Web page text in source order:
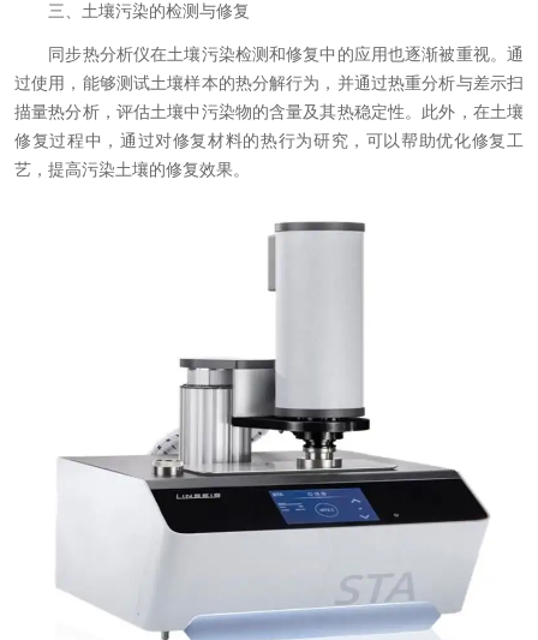
三、土壤污染的检测与修复
同步热分析仪在土壤污染检测和修复中的应用也逐渐被重视。通
过使用，能够测试土壤样本的热分解行为，并通过热重分析与差示扫
描量热分析，评估土壤中污染物的含量及其热稳定性。此外，在土壤
修复过程中，通过对修复材料的热行为研究，可以帮助优化修复工
艺，提高污染土壤的修复效果。